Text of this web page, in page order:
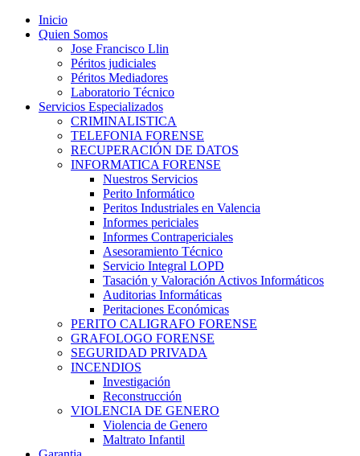
Inicio
Quien Somos
Jose Francisco Llin
Péritos judiciales
Péritos Mediadores
Laboratorio Técnico
Servicios Especializados
CRIMINALISTICA
TELEFONIA FORENSE
RECUPERACIÓN DE DATOS
INFORMATICA FORENSE
Nuestros Servicios
Perito Informático
Peritos Industriales en Valencia
Informes periciales
Informes Contrapericiales
Asesoramiento Técnico
Servicio Integral LOPD
Tasación y Valoración Activos Informáticos
Auditorias Informáticas
Peritaciones Económicas
PERITO CALIGRAFO FORENSE
GRAFOLOGO FORENSE
SEGURIDAD PRIVADA
INCENDIOS
Investigación
Reconstrucción
VIOLENCIA DE GENERO
Violencia de Genero
Maltrato Infantil